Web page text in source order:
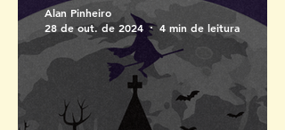
Alan Pinheiro
28 de out. de 2024
4 min de leitura